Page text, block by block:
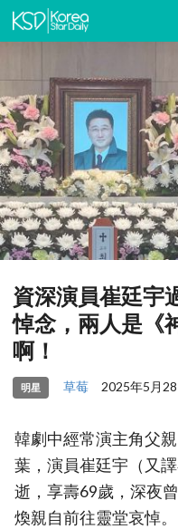
資深演員崔廷宇
悼念，兩人是《
啊！
明星 草莓 2025年5月
韓劇中經常演主角父
葉，演員崔廷宇（又
逝，享壽69歲，深夜
煥親自前往靈堂哀悼。